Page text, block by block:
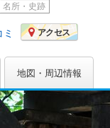
名所・史跡
アクセス
地図・周辺情報